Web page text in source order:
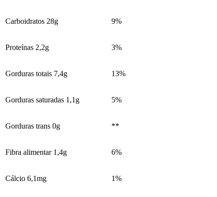
Carboidratos 28g 9%
Proteínas 2,2g 3%
Gorduras totais 7,4g 13%
Gorduras saturadas 1,1g 5%
Gorduras trans 0g **
Fibra alimentar 1,4g 6%
Cálcio 6,1mg 1%